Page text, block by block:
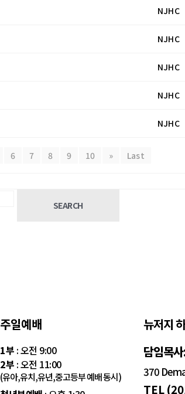
NJHC
NJHC
NJHC
NJHC
NJHC
6 7 8 9 10 » Last
SEARCH
주일예배
1부 : 오전 9:00
2부 : 오전 11:00
(유아,유치,유년,중고등부 예배 동시)
뉴저지
담임목
370
TEL